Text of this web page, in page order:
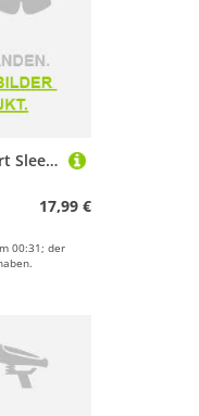
Kruskis Stella Padel Short Sleeve T-shirt Schwarz XL Mann
17,99 €
00:31; der